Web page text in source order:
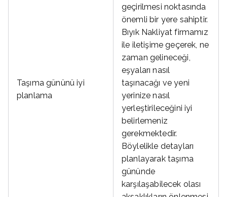
Taşıma gününü iyi
planlama
geçirilmesi noktasında
önemli bir yere sahiptir.
Bıyık Nakliyat firmamız
ile iletişime geçerek, ne
zaman gelineceği,
eşyaları nasıl
taşınacağı ve yeni
yerinize nasıl
yerleştirileceğini iyi
belirlemeniz
gerekmektedir.
Böylelikle detayları
planlayarak taşıma
gününde
karşılaşabilecek olası